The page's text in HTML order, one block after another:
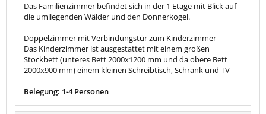
Das Familienzimmer befindet sich in der 1 Etage mit Blick auf
die umliegenden Wälder und den Donnerkogel.
Doppelzimmer mit Verbindungstür zum Kinderzimmer
Das Kinderzimmer ist ausgestattet mit einem großen
Stockbett (unteres Bett 2000x1200 mm und da obere Bett
2000x900 mm) einem kleinen Schreibtisch, Schrank und TV
Belegung: 1-4 Personen